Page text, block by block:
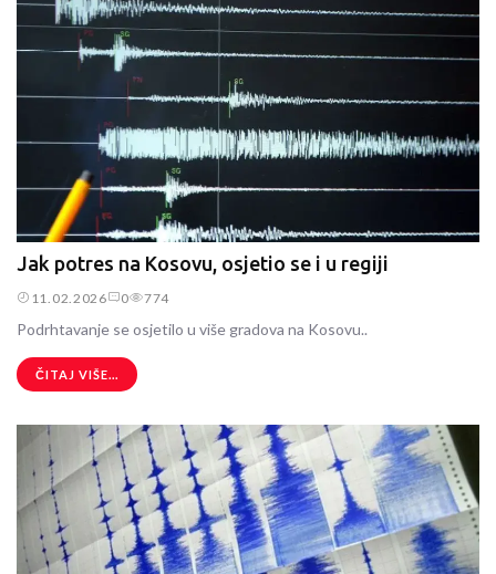
Jak potres na Kosovu, osjetio se i u regiji
11.02.2026 0 774
Podrhtavanje se osjetilo u više gradova na Kosovu..
ČITAJ VIŠE...